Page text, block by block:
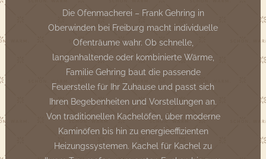
Die Ofenmacherei – Frank Gehring in
Oberwinden bei Freiburg macht individuelle
Ofenträume wahr. Ob schnelle,
langanhaltende oder kombinierte Wärme,
Familie Gehring baut die passende
Feuerstelle für Ihr Zuhause und passt sich
Ihren Begebenheiten und Vorstellungen an.
Von traditionellen Kachelöfen, über moderne
Kaminöfen bis hin zu energieeffizienten
Heizungssystemen. Kachel für Kachel zu